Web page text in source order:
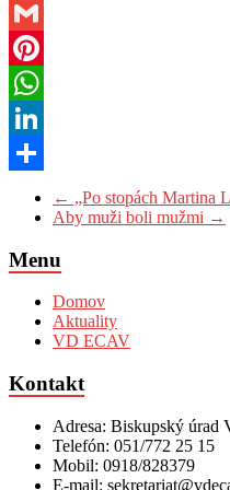
Twitter
Gmail
Pinterest
WhatsApp
LinkedIn
← „Po stopách Martina
Aby muži boli mužmi →
Menu
Domov
Aktuality
VD ECAV
Kontakt
Adresa: Biskupský úrad
Telefón: 051/772 25 15
Mobil: 0918/828379
E-mail: